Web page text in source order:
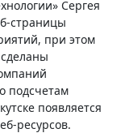
Сергея
страницы
при этом
подсчетам
появляется
ресурсов.